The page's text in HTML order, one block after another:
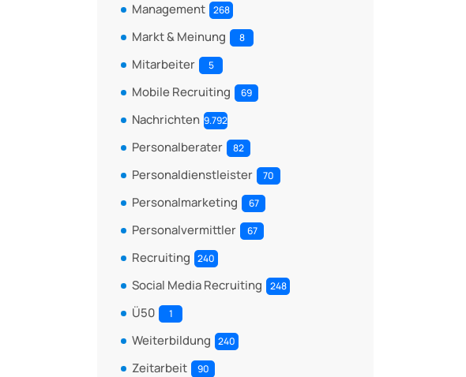
Management 268
Markt & Meinung 8
Mitarbeiter 5
Mobile Recruiting 69
Nachrichten 9.792
Personalberater 82
Personaldienstleister 70
Personalmarketing 67
Personalvermittler 67
Recruiting 240
Social Media Recruiting 248
Ü50 1
Weiterbildung 240
Zeitarbeit 90